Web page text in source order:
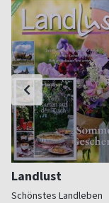
Landlust
Schönstes Landleben